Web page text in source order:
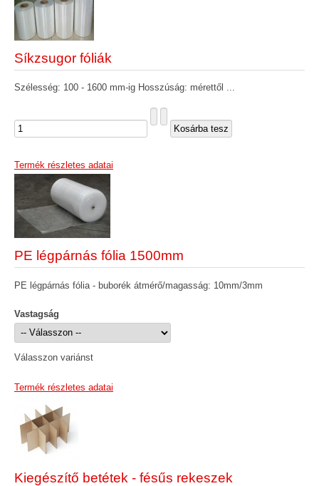
Síkzsugor fóliák
Szélesség: 100 - 1600 mm-ig Hosszúság: mérettől ...
Termék részletes adatai
PE légpárnás fólia 1500mm
PE légpárnás fólia - buborék átmérő/magasság: 10mm/3mm
Vastagság
Válasszon variánst
Termék részletes adatai
Kiegészítő betétek - fésűs rekeszek